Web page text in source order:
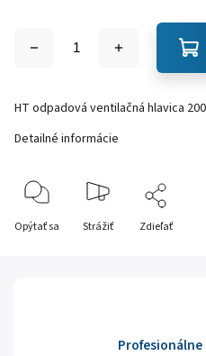
HT odpadová ventilačná hlavica 200
Detailné informácie
Opýtať sa Strážiť Zdieľať